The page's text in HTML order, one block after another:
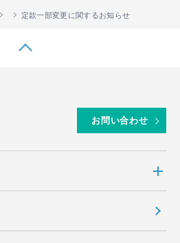
定款一部変更に関するお知らせ
お問い合わせ